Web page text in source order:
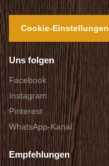
Cookie-Einstellungen
Uns folgen
Facebook
Instagram
Pinterest
WhatsApp-Kanal
Empfehlungen